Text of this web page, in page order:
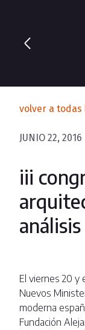
volver a todas
JUNIO 22, 2016
iii
El viernes 20 y
Nuevos
moderna
Fundación